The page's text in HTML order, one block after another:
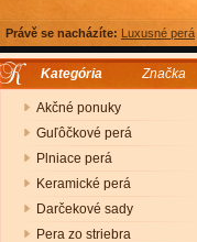
Právě se nacházíte: Luxusné perá
Kategória Značka
Akčné ponuky
Guľôčkové perá
Plniace perá
Keramické perá
Darčekové sady
Pera zo striebra